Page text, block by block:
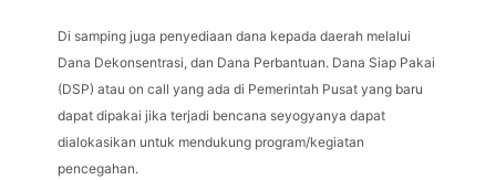
Di samping juga penyediaan dana kepada daerah melalui
Dana Dekonsentrasi, dan Dana Perbantuan. Dana Siap Pakai
(DSP) atau on call yang ada di Pemerintah Pusat yang baru
dapat dipakai jika terjadi bencana seyogyanya dapat
dialokasikan untuk mendukung program/kegiatan
pencegahan.